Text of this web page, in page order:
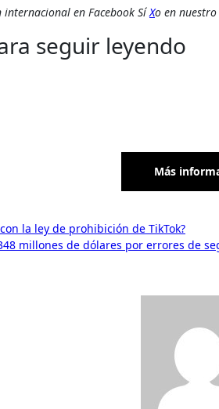
internacional en Facebook SíXo en
seguir leyendo
Más
la ley de prohibición de TikTok?
millones de dólares por errores de